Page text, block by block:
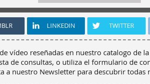
LINKEDIN TWITTER
vídeo reseñadas en nuestro catalogo de
de consultas, o utiliza el formulario de
a nuestro Newsletter para descubrir todas